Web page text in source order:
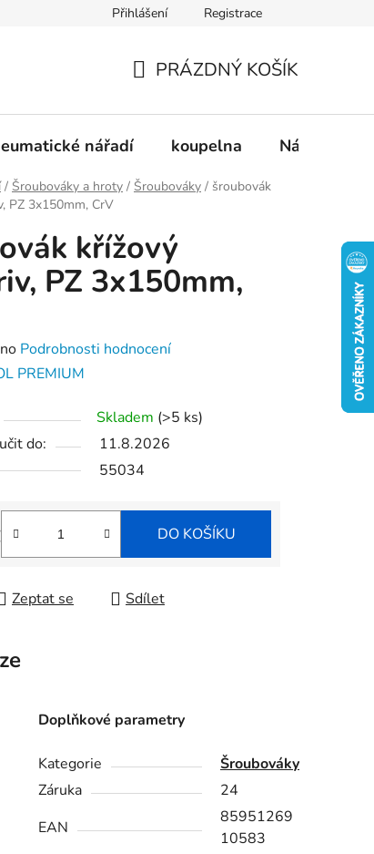
Doprava a platba Kontakty
Přihlášení Registrace
KOŠÍK
PRÁZDNÝ KOŠÍK
nářadí koupelna Nádobí
/ Šroubováky a hroty / Šroubováky / šroubovák
PZ 3x150mm, CrV
křížový
PZ 3x150mm,
Podrobnosti hodnocení
PREMIUM
Skladem (>5 ks)
do:
11.8.2026
55034
DO KOŠÍKU
Zeptat se Sdílet
Doplňkové parametry
Kategorie
Šroubováky
Záruka
24
EAN
85951269
10583